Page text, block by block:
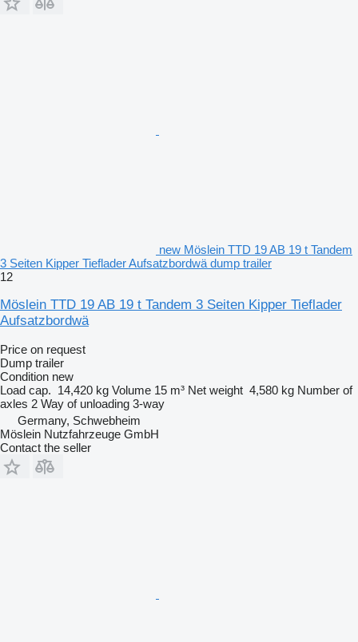
new Möslein TTD 19 AB 19 t Tandem
3 Seiten Kipper Tieflader Aufsatzbordwä dump trailer
12
Möslein TTD 19 AB 19 t Tandem 3 Seiten Kipper Tieflader
Aufsatzbordwä
Price on request
Dump trailer
Condition new
Load cap. 14,420 kg Volume 15 m³ Net weight 4,580 kg Number of
axles 2 Way of unloading 3-way
Germany, Schwebheim
Möslein Nutzfahrzeuge GmbH
Contact the seller